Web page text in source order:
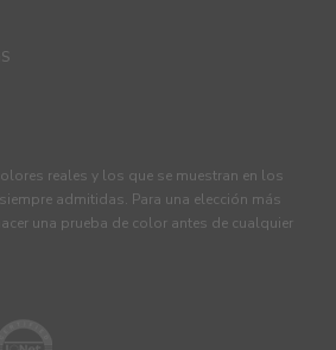
reales y los que se muestran en los
admitidas. Para una elección más
una prueba de color antes de cualquier